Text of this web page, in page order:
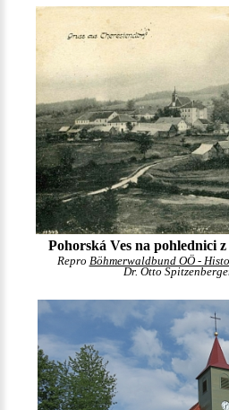
Pohorská Ves na pohlednici
Repro Böhmerwaldbund OÖ -
Dr. Otto